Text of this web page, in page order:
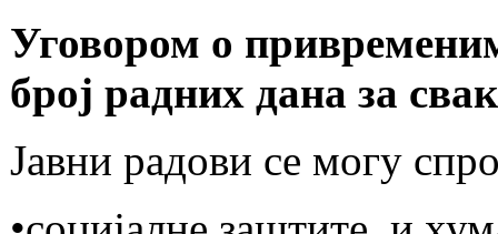
Уговором о
број радних дана за
Јавни радови се могу